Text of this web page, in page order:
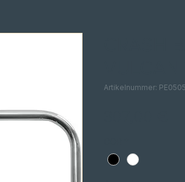
Artikelnummer: